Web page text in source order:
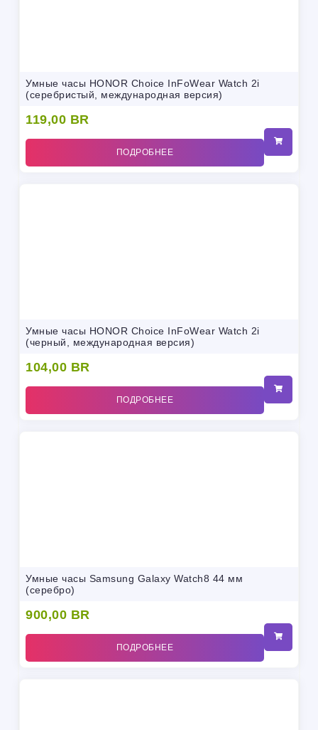
Умные часы HONOR Choice InFoWear Watch 2i
(серебристый, международная версия)
119,00 BR
ПОДРОБНЕЕ
Умные часы HONOR Choice InFoWear Watch 2i
(черный, международная версия)
104,00 BR
ПОДРОБНЕЕ
Умные часы Samsung Galaxy Watch8 44 мм
(серебро)
900,00 BR
ПОДРОБНЕЕ